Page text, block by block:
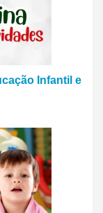
Infantil e